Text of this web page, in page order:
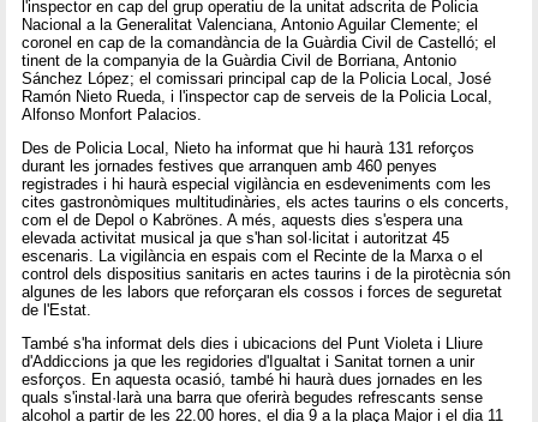
l'inspector en cap del grup operatiu de la unitat adscrita de Policia
Nacional a la Generalitat Valenciana, Antonio Aguilar Clemente; el
coronel en cap de la comandància de la Guàrdia Civil de Castelló; el
tinent de la companyia de la Guàrdia Civil de Borriana, Antonio
Sánchez López; el comissari principal cap de la Policia Local, José
Ramón Nieto Rueda, i l'inspector cap de serveis de la Policia Local,
Alfonso Monfort Palacios.
Des de Policia Local, Nieto ha informat que hi haurà 131 reforços
durant les jornades festives que arranquen amb 460 penyes
registrades i hi haurà especial vigilància en esdeveniments com les
cites gastronòmiques multitudinàries, els actes taurins o els concerts,
com el de Depol o Kabrönes. A més, aquests dies s'espera una
elevada activitat musical ja que s'han sol·licitat i autoritzat 45
escenaris. La vigilància en espais com el Recinte de la Marxa o el
control dels dispositius sanitaris en actes taurins i de la pirotècnia són
algunes de les labors que reforçaran els cossos i forces de seguretat
de l'Estat.
També s'ha informat dels dies i ubicacions del Punt Violeta i Lliure
d'Addiccions ja que les regidories d'Igualtat i Sanitat tornen a unir
esforços. En aquesta ocasió, també hi haurà dues jornades en les
quals s'instal·larà una barra que oferirà begudes refrescants sense
alcohol a partir de les 22.00 hores, el dia 9 a la plaça Major i el dia 11